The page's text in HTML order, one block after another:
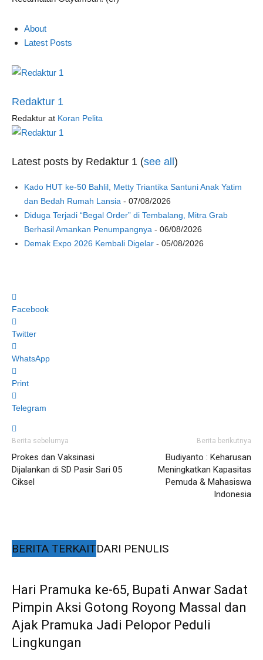
About
Latest Posts
Redaktur 1
Redaktur at Koran Pelita
Latest posts by Redaktur 1 (see all )
Kado HUT ke-50 Bahlil, Metty Triantika Santuni Anak Yatim
dan Bedah Rumah Lansia - 07/08/2026
Diduga Terjadi “Begal Order” di Tembalang, Mitra Grab
Berhasil Amankan Penumpangnya - 06/08/2026
Demak Expo 2026 Kembali Digelar - 05/08/2026
Facebook
Twitter
WhatsApp
Print
Telegram
Berita sebelumya
Prokes dan Vaksinasi
Dijalankan di SD Pasir Sari 05
Ciksel
Berita berikutnya
Budiyanto : Keharusan
Meningkatkan Kapasitas
Pemuda & Mahasiswa
Indonesia
BERITA TERKAITDARI PENULIS
Hari Pramuka ke-65, Bupati Anwar Sadat
Pimpin Aksi Gotong Royong Massal dan
Ajak Pramuka Jadi Pelopor Peduli
Lingkungan